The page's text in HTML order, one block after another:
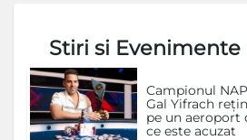
Stiri si Evenimente
Campionul
Gal Yifrach
pe un aeroport
ce este acuzat